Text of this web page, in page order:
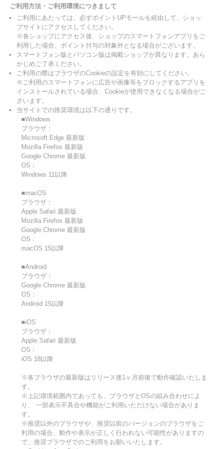
ご利用方法・ご利用環境につきまして
ご利用にあたっては、必ずポイントUPモールを経由して、ショッ
プサイトにアクセスしてください。
※各ショップにアクセス後、ショップのスマートフォンアプリをご
利用した場合、ポイント付与の対象外となる場合がございます。
スマートフォン版とパソコン版は掲載ショップが異なります。あら
かじめご了承ください。
ご利用の際はブラウザのCookieの設定を有効にしてください。
※ご利用のスマートフォンに広告や画像等をブロックするアプリを
インストールされている場合、Cookieが使用できなくなる場合がご
ざいます。
当サイトでの推奨環境は以下の通りです。
■Windows
ブラウザ：
Microsoft Edge 最新版
Mozilla Firefox 最新版
Google Chrome 最新版
OS：
Windows 11以降
■macOS
ブラウザ：
Apple Safari 最新版
Mozilla Firefox 最新版
Google Chrome 最新版
OS：
macOS 15以降
■Android
ブラウザ：
Google Chrome 最新版
OS：
Android 15以降
■iOS
ブラウザ：
Apple Safari 最新版
OS：
iOS 18以降
※各ブラウザの最新版はリリース後1ヶ月前後で動作確認いたしま
す。
※上記環境範囲内であっても、ブラウザとOSの組み合わせによ
り、 一部表示不具合や機能がご利用いただけない場合がありま
す。
※推奨以外のブラウザや、推奨以前のバージョンのブラウザをご
利用の場合、動作や表示が正しく行われない可能性がありますの
で、推奨ブラウザでのご利用をお願いいたします。